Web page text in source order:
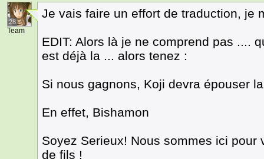
28
Team
Je vais faire un effort de traduction, je
EDIT: Alors là je ne comprend pas ....
est déjà la ... alors tenez :
Si nous gagnons, Koji devra épouser
En effet, Bishamon
Soyez Serieux! Nous sommes ici
de fils !